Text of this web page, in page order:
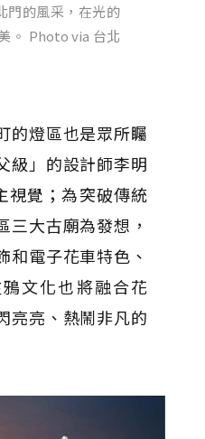
門的風采，在光的
。 Photo via 台北
的燈區也是眾所矚
級」的設計師李明
視覺；為突破傳統
三大古廟為發想，
和電子花車特色、
文化也將融合花
亮亮、熱鬧非凡的